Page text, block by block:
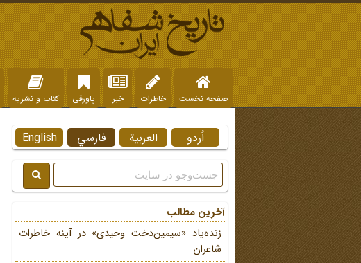
صفحه نخست خاطرات خبر پاورقی کتاب و نشریه
English فارسي العربية اُردو
آخرین مطالب
زنده‌یاد «سیمین‌دخت وحیدی» در آینه خاطرات
شاعران